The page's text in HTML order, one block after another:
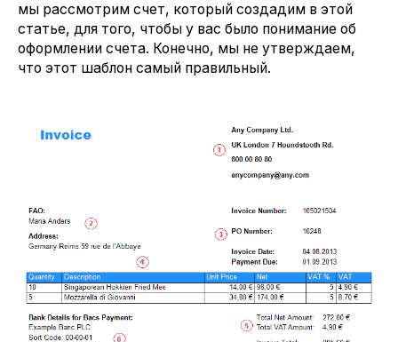
мы рассмотрим счет, который создадим в этой
статье, для того, чтобы у вас было понимание об
оформлении счета. Конечно, мы не утверждаем,
что этот шаблон самый правильный.